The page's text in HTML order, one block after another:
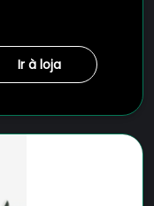
Ir à loja